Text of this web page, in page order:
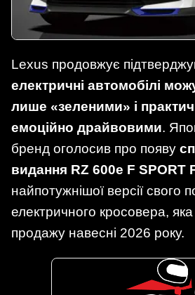
Lexus продовжує
електричні автомобілі
лише «зеленими» і
емоційно драйвовими.
бренд оголосив про появу
видання RZ 600e F SPORT
найпотужнішої версії свого
електричного кросовера,
продажу навесні 2026 року.